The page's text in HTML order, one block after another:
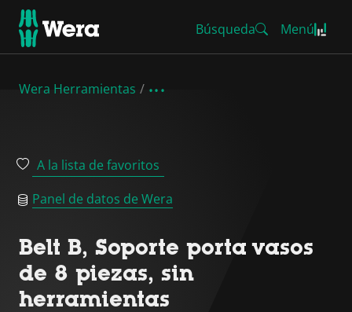
Búsqueda Menú
Wera Herramientas
A la lista de favoritos
Panel de datos de Wera
Belt B, Soporte porta vasos
de 8 piezas, sin
herramientas